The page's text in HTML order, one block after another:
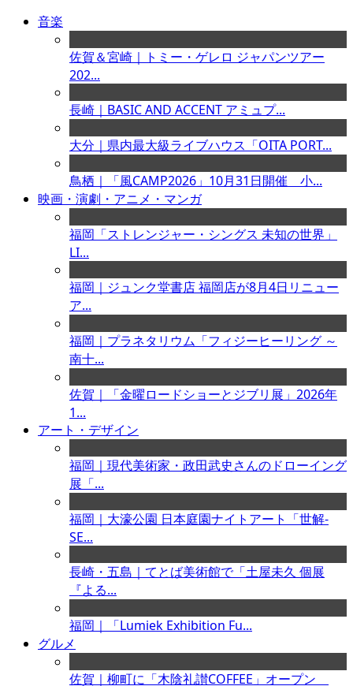
音楽
佐賀＆宮崎｜トミー・ゲレロ ジャパンツアー
202...
長崎｜BASIC AND ACCENT アミュプ...
大分｜県内最大級ライブハウス「OITA PORT...
鳥栖｜「風CAMP2026」10月31日開催 小...
映画・演劇・アニメ・マンガ
福岡「ストレンジャー・シングス 未知の世界」
LI...
福岡｜ジュンク堂書店 福岡店が8月4日リニュー
ア...
福岡｜プラネタリウム「フィジーヒーリング ～
南十...
佐賀｜「金曜ロードショーとジブリ展」2026年
1...
アート・デザイン
福岡｜現代美術家・政田武史さんのドローイング
展「...
福岡｜大濠公園 日本庭園ナイトアート「世解-
SE...
長崎・五島｜てとば美術館で「土屋未久 個展
『よる...
福岡｜「Lumiek Exhibition Fu...
グルメ
佐賀｜柳町に「木陰礼讃COFFEE」オープン